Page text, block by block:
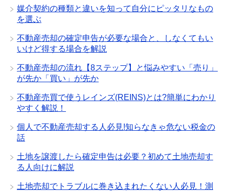
媒介契約の種類と違いを知って自分にピッタリなもの
を選ぶ
不動産売却の確定申告が必要な場合と、しなくてもい
いけど得する場合を解説
不動産売却の流れ【8ステップ】と悩みやすい「売り」
が先か「買い」が先か
不動産売買で使うレインズ(REINS)とは?簡単にわかり
やすく解説！
個人で不動産売却する人必見!知らなきゃ危ない税金の
話
土地を譲渡したら確定申告は必要？初めて土地売却す
る人向けに解説
土地売却でトラブルに巻き込まれたくない人必見！測